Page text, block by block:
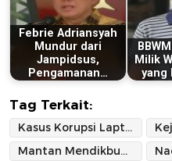
Febrie Adriansyah
Mundur dari
Jampidsus,
Pengamanan…
Milik
yang
Tag Terkait:
Kasus Korupsi Laptop
Mantan Mendikbudristek